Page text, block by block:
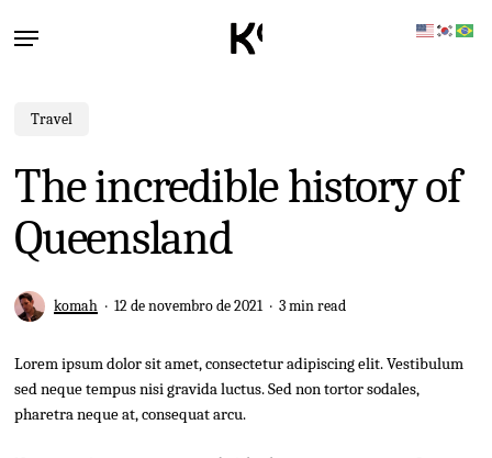
Menu
Travel
The incredible history of
Queensland
komah 12 de novembro de 2021 3 min read
Lorem ipsum dolor sit amet, consectetur adipiscing elit. Vestibulum
sed neque tempus nisi gravida luctus. Sed non tortor sodales,
pharetra neque at, consequat arcu.